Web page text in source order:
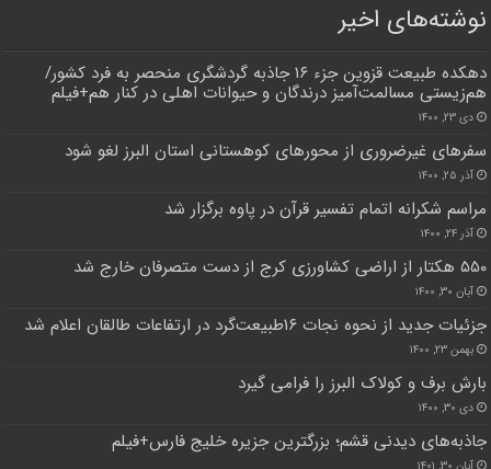
نوشته‌های اخیر
دهکده طبیعت قزوین جزء ۱۶ جاذبه گردشگری منحصر به فرد کشور/
هم‌زیستی مسالمت‌آمیز درندگان و حیوانات اهلی در کنار هم+فیلم
دی ۲۳, ۱۴۰۰
سفرهای غیرضروری از محورهای کوهستانی استان البرز لغو شود
آذر ۲۵, ۱۴۰۰
مراسم شکرانه اتمام تفسیر قرآن در پاوه برگزار شد
آذر ۲۴, ۱۴۰۰
۵۵۰ هکتار از اراضی کشاورزی کرج از دست متصرفان خارج شد
آبان ۳۰, ۱۴۰۰
جزئیات جدید از نحوه نجات ۱۶طبیعت‌گرد در ارتفاعات طالقان اعلام شد
بهمن ۲۳, ۱۴۰۰
بارش برف و کولاک البرز را فرامی گیرد
دی ۳۰, ۱۴۰۰
جاذبه‌های دیدنی قشم؛ بزرگترین جزیره خلیج فارس+فیلم